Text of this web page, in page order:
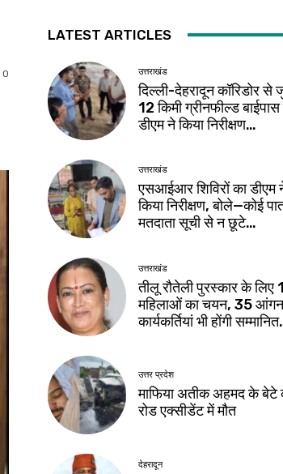
0
LATEST ARTICLES
उत्तराखंड
दिल्ली-देहरादून कॉरिडोर से
12 किमी ग्रीनफील्ड
डीएम ने किया निरीक्षण…
उत्तराखंड
एसआईआर शिविरों का डीएम
किया निरीक्षण, बोले—कोई
मतदाता सूची से न छूटे…
उत्तराखंड
तीलू रौतेली पुरस्कार के लिए
महिलाओं का चयन, 35
कार्यकर्तियां भी होंगी
उत्तर प्रदेश
माफिया अतीक अहमद के बेटे
रोड एक्सीडेंट में मौत
देहरादून